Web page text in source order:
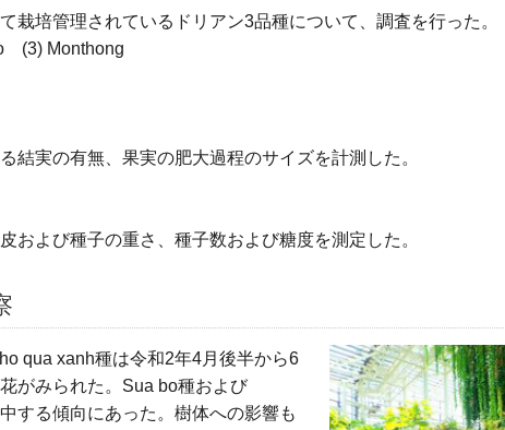
栽培管理されているドリアン3品種について、調査を行った。
(3) Monthong
結実の有無、果実の肥大過程のサイズを計測した。
および種子の重さ、種子数および糖度を測定した。
qua xanh種は令和2年4月後半から6
がみられた。Sua bo種および
する傾向にあった。樹体への影響も